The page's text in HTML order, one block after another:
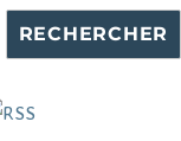
RECHERCHER